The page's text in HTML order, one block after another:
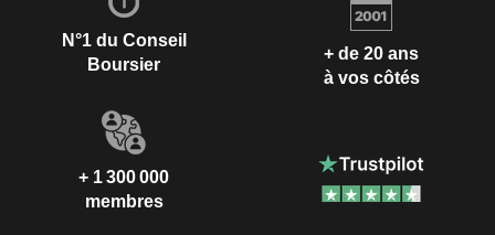
N°1 du Conseil
Boursier
+ de 20 ans
à vos côtés
+ 1 300 000
membres